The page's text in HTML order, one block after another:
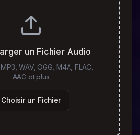
un Fichier Audio
WAV, OGG, M4A, FLAC,
AAC et plus
Choisir un Fichier